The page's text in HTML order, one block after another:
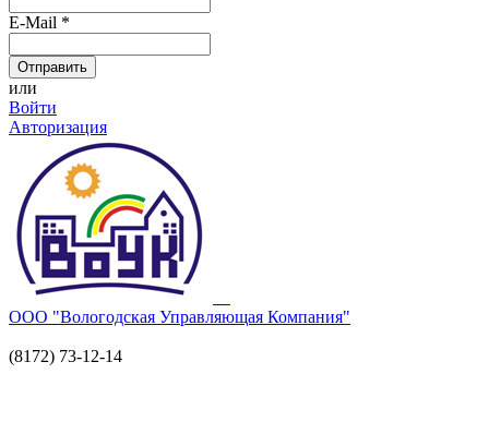
E-Mail *
или
Войти
Авторизация
ООО "Вологодская Управляющая Компания"
(8172) 73-12-14